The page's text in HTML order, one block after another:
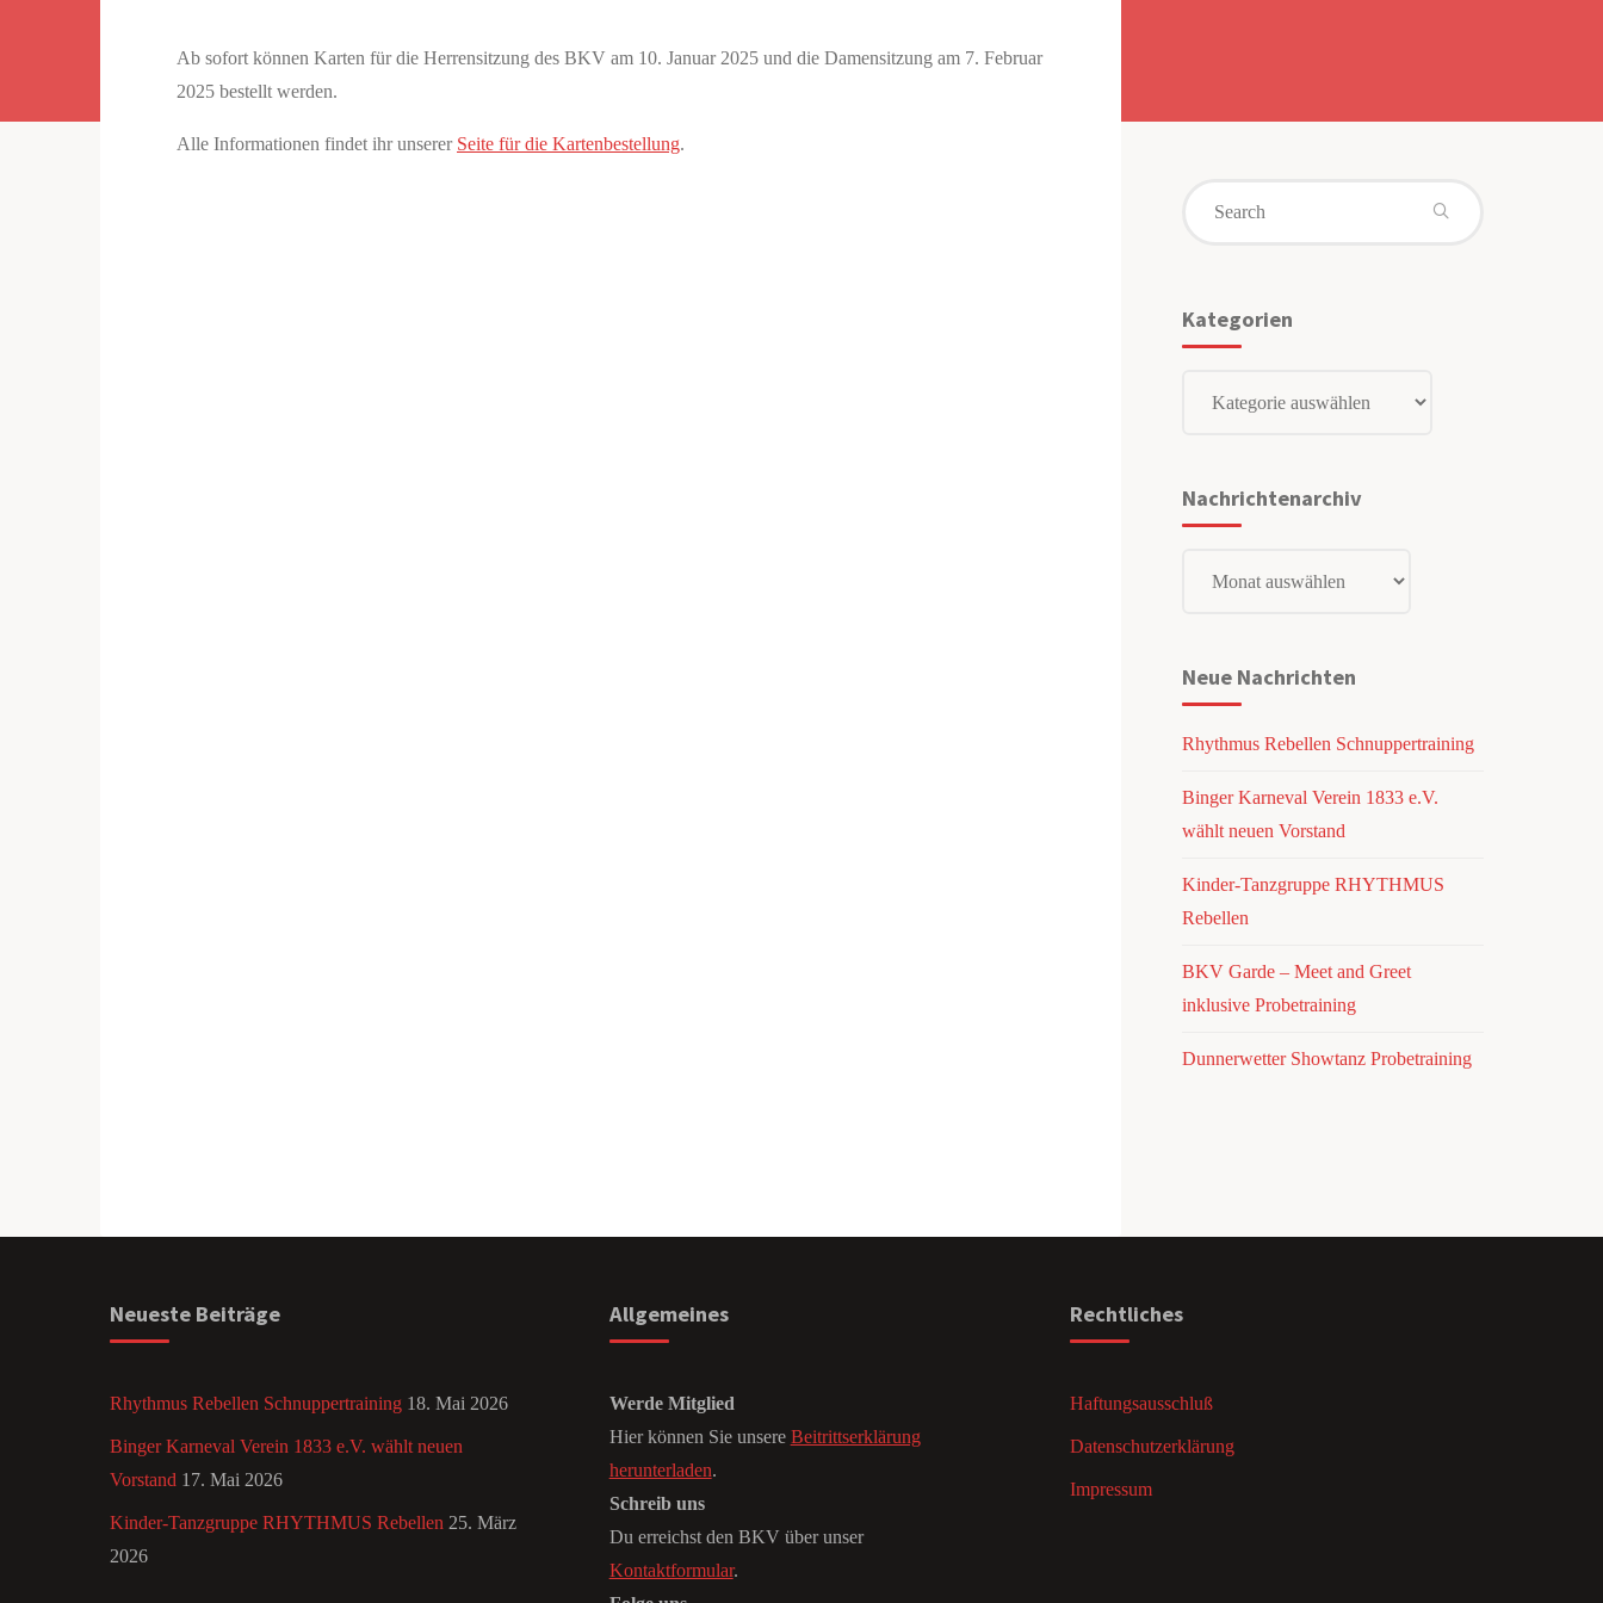
Ab sofort können Karten für die Herrensitzung des BKV am 10. Januar 2025 und die Damensitzung am 7. Februar
2025 bestellt werden.
Alle Informationen findet ihr unserer Seite für die Kartenbestellung.
Kategorien
Nachrichtenarchiv
Neue Nachrichten
Rhythmus Rebellen Schnuppertraining
Binger Karneval Verein 1833 e.V.
wählt neuen Vorstand
Kinder-Tanzgruppe RHYTHMUS
Rebellen
BKV Garde – Meet and Greet
inklusive Probetraining
Dunnerwetter Showtanz Probetraining
Neueste Beiträge
Rhythmus Rebellen Schnuppertraining 18. Mai 2026
Binger Karneval Verein 1833 e.V. wählt neuen
Vorstand 17. Mai 2026
Kinder-Tanzgruppe RHYTHMUS Rebellen 25. März
2026
Allgemeines
Werde Mitglied
Hier können Sie unsere Beitrittserklärung
herunterladen.
Schreib uns
Du erreichst den BKV über unser
Kontaktformular.
Rechtliches
Haftungsausschluß
Datenschutzerklärung
Impressum